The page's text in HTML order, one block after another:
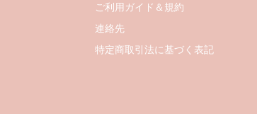
ご利用ガイド＆規約
連絡先
特定商取引法に基づく表記